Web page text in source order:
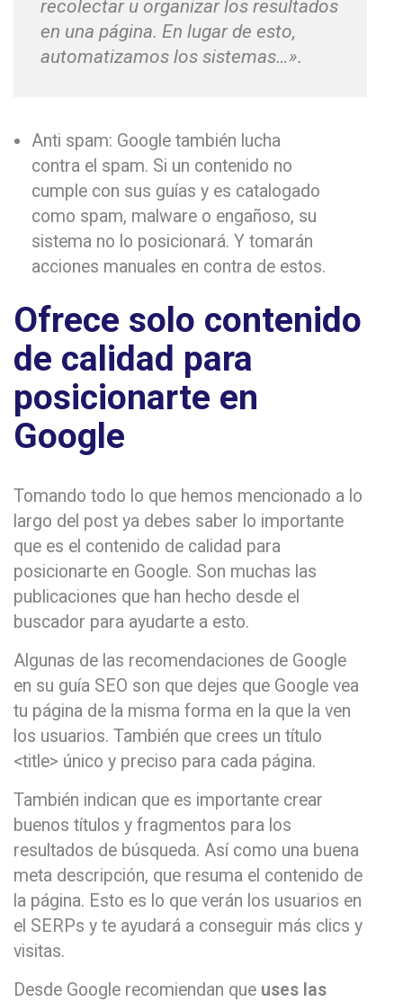
recolectar u organizar los resultados
en una página. En lugar de esto,
automatizamos los sistemas…».
Anti spam: Google también lucha
contra el spam. Si un contenido no
cumple con sus guías y es catalogado
como spam, malware o engañoso, su
sistema no lo posicionará. Y tomarán
acciones manuales en contra de estos.
Ofrece solo contenido
de calidad para
posicionarte en
Google
Tomando todo lo que hemos mencionado a lo
largo del post ya debes saber lo importante
que es el contenido de calidad para
posicionarte en Google. Son muchas las
publicaciones que han hecho desde el
buscador para ayudarte a esto.
Algunas de las recomendaciones de Google
en su guía SEO son que dejes que Google vea
tu página de la misma forma en la que la ven
los usuarios. También que crees un título
<title> único y preciso para cada página.
También indican que es importante crear
buenos títulos y fragmentos para los
resultados de búsqueda. Así como una buena
meta descripción, que resuma el contenido de
la página. Esto es lo que verán los usuarios en
el SERPs y te ayudará a conseguir más clics y
visitas.
Desde Google recomiendan que uses las